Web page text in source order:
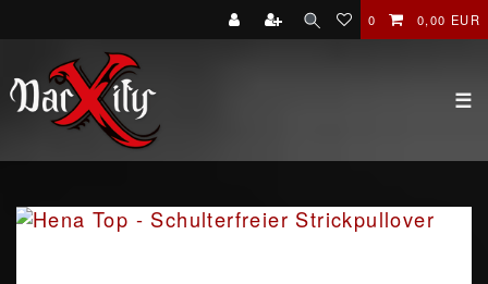
0 0,00 EUR
☰